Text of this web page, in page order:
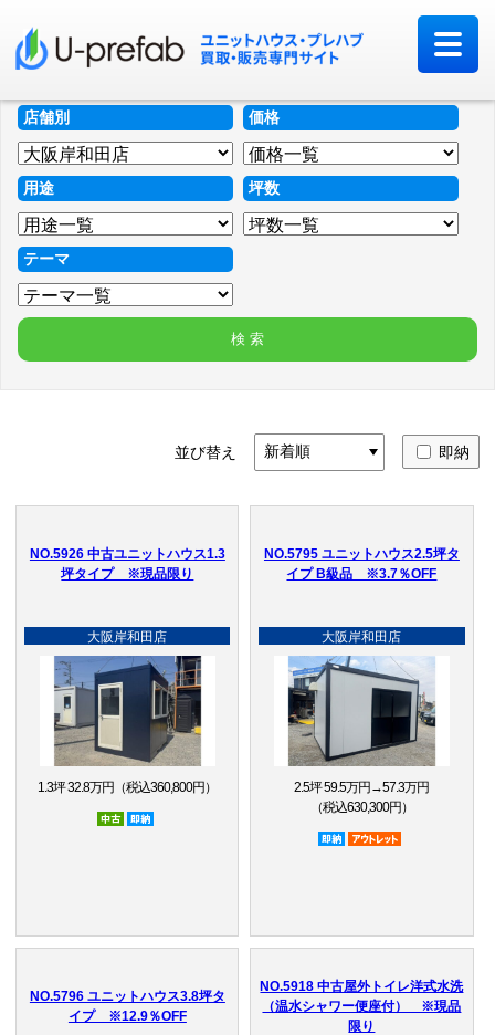
店舗別 価格
用途 坪数
テーマ
並び替え 即納
NO.5926 中古ユニットハウス1.3
坪タイプ ※現品限り
大阪岸和田店
1.3坪 32.8万円（税込360,800円）
中古
NO.5795 ユニットハウス2.5坪タ
イプ B級品 ※3.7％OFF
大阪岸和田店
2.5坪 59.5万円→57.3万円
（税込630,300円）
即納品
NO.5796 ユニットハウス3.8坪タ
イプ ※12.9％OFF
NO.5918 中古屋外トイレ洋式水洗
（温水シャワー便座付） ※現品
限り